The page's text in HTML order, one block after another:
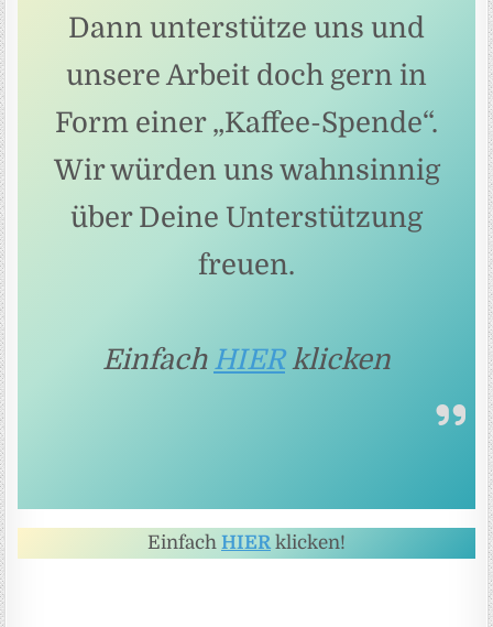
Dann unterstütze uns und
unsere Arbeit doch gern in
Form einer „Kaffee-Spende“.
Wir würden uns wahnsinnig
über Deine Unterstützung
freuen.
Einfach HIERklicken
Einfach HIERklicken!